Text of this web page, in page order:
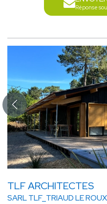
Réponse
TLF ARCHITECTES
SARL TLF_TRIAUD LE